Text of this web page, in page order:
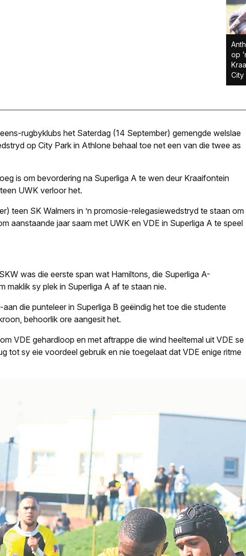
op
City
rugbyklubs het Saterdag (14 September) gemengde welslae
op City Park in Athlone behaal toe net een van die twee as
is om bevordering na Superliga A te wen deur Kraaifontein
UWK verloor het.
teen SK Walmers in ’n promosie-relegasie­wedstryd te staan om
aanstaande jaar saam met UWK en VDE in Superliga A te speel
was die eerste span wat Hamiltons, die Superliga A-
maklik sy plek in Superliga A af te staan nie.
die punteleer in Superliga B geëindig het toe die studente
behoorlik ore aangesit het.
VDE gehardloop en met aftrappe die wind heeltemal uit VDE se
tot sy eie voordeel gebruik en nie toegelaat dat VDE enige ritme